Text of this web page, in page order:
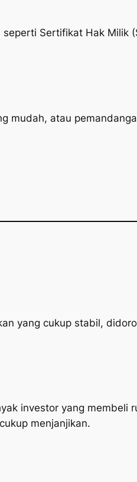
Sertifikat Hak Milik
mudah, atau
yang cukup stabil,
investor yang membeli
menjanjikan.